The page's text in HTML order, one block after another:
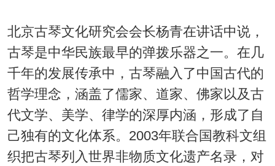
北京古琴文化研究会会长杨青在讲话中说，
古琴是中华民族最早的弹拨乐器之一。在几
千年的发展传承中，古琴融入了中国古代的
哲学理念，涵盖了儒家、道家、佛家以及古
代文学、美学、律学的深厚内涵，形成了自
己独有的文化体系。2003年联合国教科文组
织把古琴列入世界非物质文化遗产名录，对